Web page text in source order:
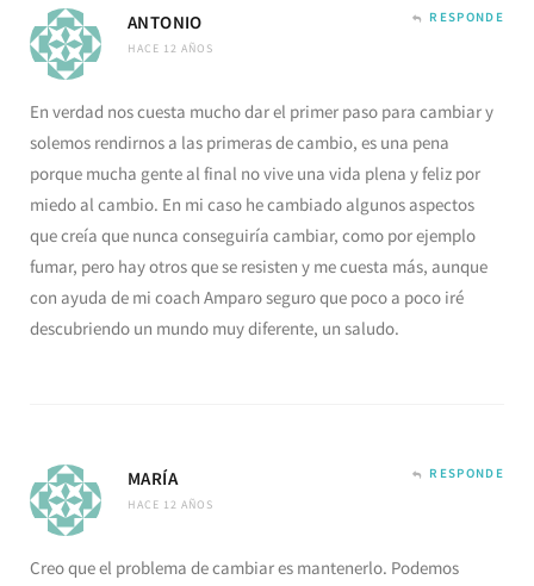
ANTONIO
HACE 12 AÑOS
RESPONDE
En verdad nos cuesta mucho dar el primer paso para cambiar y
solemos rendirnos a las primeras de cambio, es una pena
porque mucha gente al final no vive una vida plena y feliz por
miedo al cambio. En mi caso he cambiado algunos aspectos
que creía que nunca conseguiría cambiar, como por ejemplo
fumar, pero hay otros que se resisten y me cuesta más, aunque
con ayuda de mi coach Amparo seguro que poco a poco iré
descubriendo un mundo muy diferente, un saludo.
MARÍA
HACE 12 AÑOS
RESPONDE
Creo que el problema de cambiar es mantenerlo. Podemos